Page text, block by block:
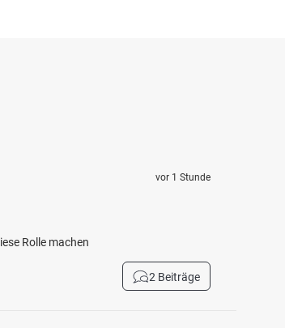
Rolle machen
vor 1 Stunde
2 Beiträge